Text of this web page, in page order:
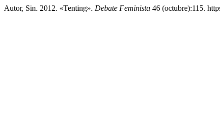
Autor, Sin. 2012. «Tenting». Debate Feminista 46 (octubre):115.